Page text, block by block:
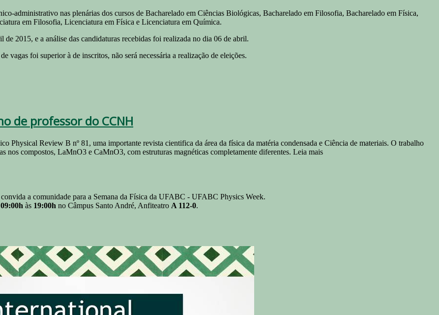
administrativo nas plenárias dos cursos de Bacharelado em Ciências Biológicas, Bacharelado em Filosofia, Bacharelado em Física,
em Filosofia, Licenciatura em Física e Licenciatura em Química.
2015, e a análise das candidaturas recebidas foi realizada no dia 06 de abril.
vagas foi superior à de inscritos, não será necessária a realização de eleições.
de professor do CCNH
Physical Review B nº 81, uma importante revista cientifica da área da física da matéria condensada e Ciência de materiais. O trabalho
nos compostos, LaMnO3 e CaMnO3, com estruturas magnéticas completamente diferentes. Leia mais
a comunidade para a Semana da Física da UFABC - UFABC Physics Week.
09:00h às 19:00h no Câmpus Santo André, Anfiteatro A 112-0.